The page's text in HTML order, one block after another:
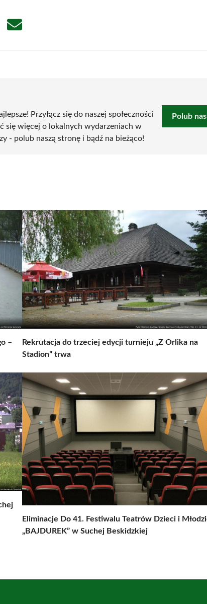
Share
Przyłącz się do naszej społeczności
się więcej o lokalnych wydarzeniach w
- polub naszą stronę i bądź na bieżąco!
Polub
–
Rekrutacja do trzeciej edycji turnieju „Z Orlika na
Stadion” trwa
Eliminacje Do 41. Festiwalu Teatrów Dzieci i
„BAJDUREK” w Suchej Beskidzkiej